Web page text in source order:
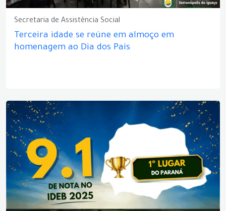
Secretaria de Assistência Social
Terceira idade se reúne em almoço em
homenagem ao Dia dos Pais